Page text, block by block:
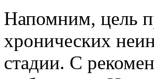
Напомним, цель
хронических
стадии. С